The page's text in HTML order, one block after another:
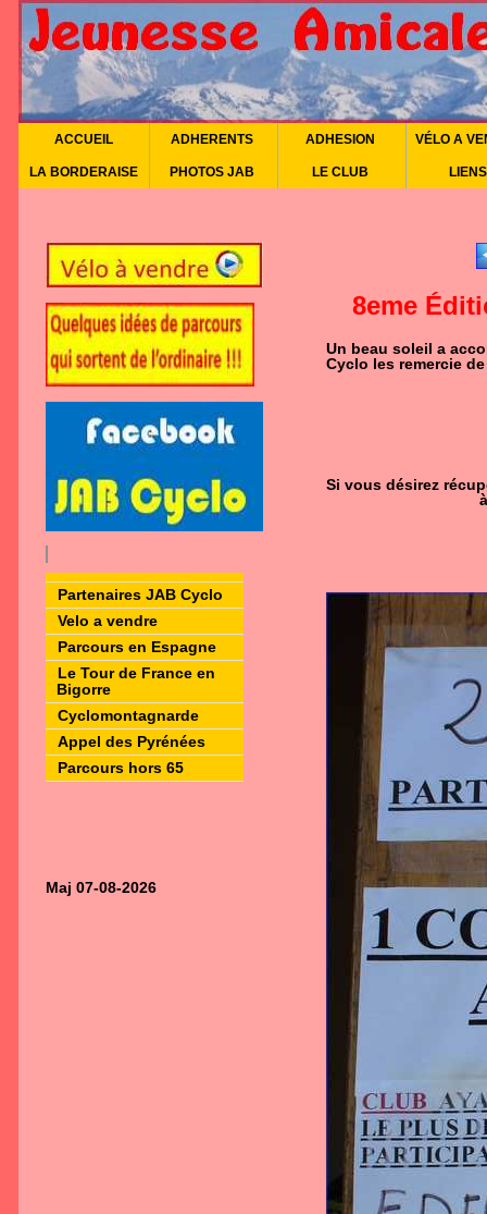
ACCUEIL ADHERENTS ADHESION VÉLO A
LA BORDERAISE PHOTOS JAB LE CLUB LIENS
Partenaires JAB Cyclo
Velo a vendre
Parcours en Espagne
Le Tour de France en
Bigorre
Cyclomontagnarde
Appel des Pyrénées
Parcours hors 65
Maj 07-08-2026
8eme
Un beau soleil a
Cyclo les remercie
Si vous désirez